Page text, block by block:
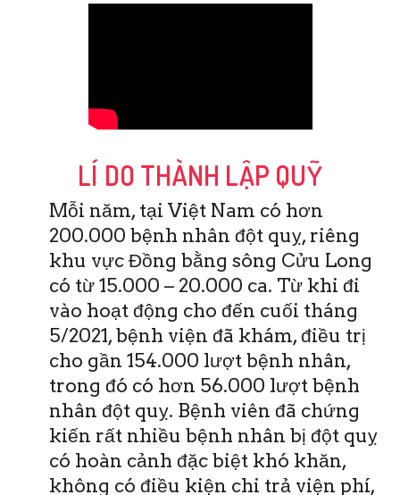
LÍ DO THÀNH LẬP QUỸ
Mỗi năm, tại Việt Nam có hơn
200.000 bệnh nhân đột quỵ, riêng
khu vực Đồng bằng sông Cửu Long
có từ 15.000 – 20.000 ca. Từ khi đi
vào hoạt động cho đến cuối tháng
5/2021, bệnh viện đã khám, điều trị
cho gần 154.000 lượt bệnh nhân,
trong đó có hơn 56.000 lượt bệnh
nhân đột quỵ. Bệnh viên đã chứng
kiến rất nhiều bệnh nhân bị đột quỵ
có hoàn cảnh đặc biệt khó khăn,
không có điều kiện chi trả viện phí,